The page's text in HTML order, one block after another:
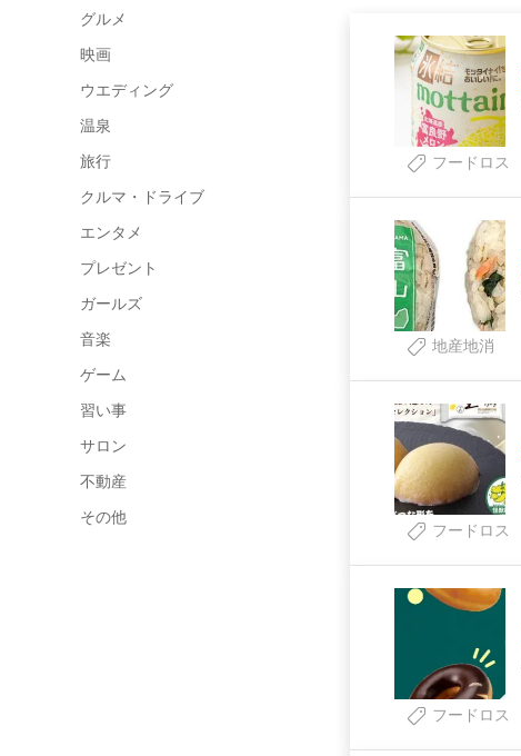
グルメ
映画
ウエディング
温泉
旅行
クルマ・ドライブ
エンタメ
プレゼント
ガールズ
音楽
ゲーム
習い事
サロン
不動産
その他
フードロス
地産地消
フードロス
フードロス